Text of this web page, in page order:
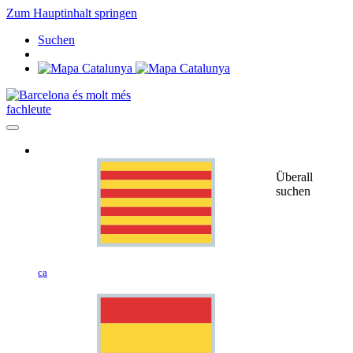
Zum Hauptinhalt springen
Suchen
fachleute
ca
Überall
suchen